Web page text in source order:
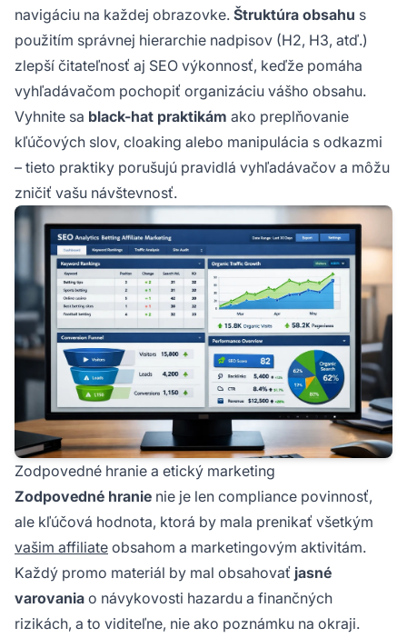
navigáciu na každej obrazovke. Štruktúra obsahu s
použitím správnej hierarchie nadpisov (H2, H3, atď.)
zlepší čitateľnosť aj SEO výkonnosť, keďže pomáha
vyhľadávačom pochopiť organizáciu vášho obsahu.
Vyhnite sa black-hat praktikám ako preplňovanie
kľúčových slov, cloaking alebo manipulácia s odkazmi
– tieto praktiky porušujú pravidlá vyhľadávačov a môžu
zničiť vašu návštevnosť.
Zodpovedné hranie a etický marketing
Zodpovedné hranie nie je len compliance povinnosť,
ale kľúčová hodnota, ktorá by mala prenikať všetkým
vašim affiliate obsahom a marketingovým aktivitám.
Každý promo materiál by mal obsahovať jasné
varovania o návykovosti hazardu a finančných
rizikách, a to viditeľne, nie ako poznámku na okraji.